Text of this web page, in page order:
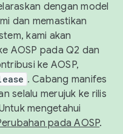
dengan model
dan memastikan
kami akan
AOSP pada Q2 dan
ke AOSP,
. Cabang manifes
selalu merujuk ke rilis
mengetahui
pada AOSP.